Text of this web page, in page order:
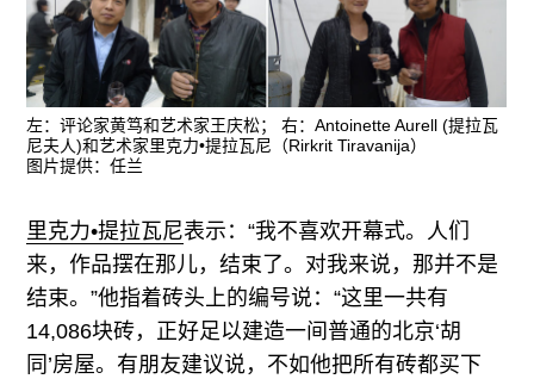
左：评论家黄笃和艺术家王庆松； 右：Antoinette Aurell (提拉瓦
尼夫人)和艺术家里克力•提拉瓦尼（Rirkrit Tiravanija）
图片提供：任兰
里克力•提拉瓦尼表示：“我不喜欢开幕式。人们
来，作品摆在那儿，结束了。对我来说，那并不是
结束。”他指着砖头上的编号说：“这里一共有
14,086块砖，正好足以建造一间普通的北京‘胡
同’房屋。有朋友建议说，不如他把所有砖都买下